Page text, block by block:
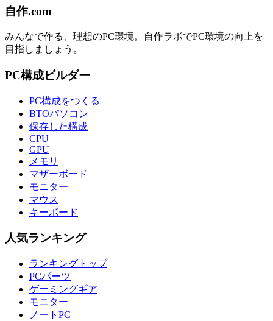
自作.com
みんなで作る、理想のPC環境。 自作ラボでPC環境の向上を
目指しましょう。
PC構成ビルダー
PC構成をつくる
BTOパソコン
保存した構成
CPU
GPU
メモリ
マザーボード
モニター
マウス
キーボード
人気ランキング
ランキングトップ
PCパーツ
ゲーミングギア
モニター
ノートPC